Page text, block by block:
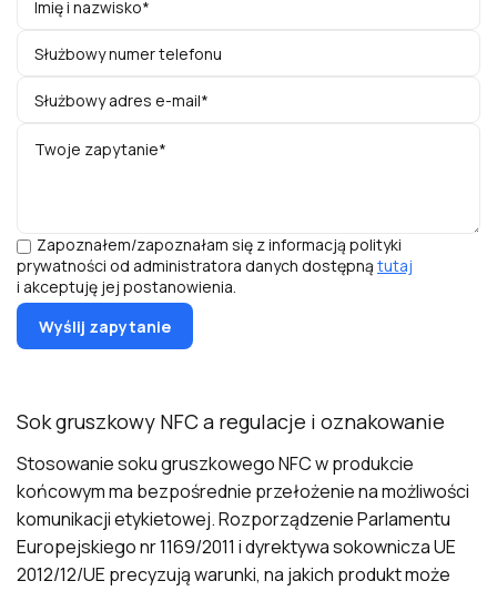
Zapoznałem/zapoznałam się z informacją polityki
prywatności od administratora danych dostępną tutaj
i akceptuję jej postanowienia.
Sok gruszkowy NFC a regulacje i oznakowanie
Stosowanie soku gruszkowego NFC w produkcie
końcowym ma bezpośrednie przełożenie na możliwości
komunikacji etykietowej. Rozporządzenie Parlamentu
Europejskiego nr 1169/2011 i dyrektywa sokownicza UE
2012/12/UE precyzują warunki, na jakich produkt może